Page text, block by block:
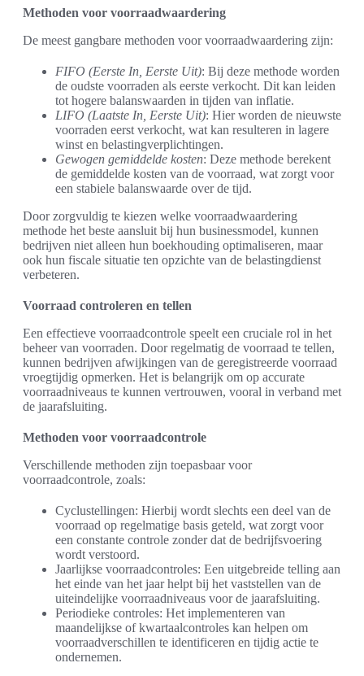
Methoden voor voorraadwaardering
De meest gangbare methoden voor voorraadwaardering zijn:
FIFO (Eerste In, Eerste Uit): Bij deze methode worden
de oudste voorraden als eerste verkocht. Dit kan leiden
tot hogere balanswaarden in tijden van inflatie.
LIFO (Laatste In, Eerste Uit): Hier worden de nieuwste
voorraden eerst verkocht, wat kan resulteren in lagere
winst en belastingverplichtingen.
Gewogen gemiddelde kosten: Deze methode berekent
de gemiddelde kosten van de voorraad, wat zorgt voor
een stabiele balanswaarde over de tijd.
Door zorgvuldig te kiezen welke voorraadwaardering
methode het beste aansluit bij hun businessmodel, kunnen
bedrijven niet alleen hun boekhouding optimaliseren, maar
ook hun fiscale situatie ten opzichte van de belastingdienst
verbeteren.
Voorraad controleren en tellen
Een effectieve voorraadcontrole speelt een cruciale rol in het
beheer van voorraden. Door regelmatig de voorraad te tellen,
kunnen bedrijven afwijkingen van de geregistreerde voorraad
vroegtijdig opmerken. Het is belangrijk om op accurate
voorraadniveaus te kunnen vertrouwen, vooral in verband met
de jaarafsluiting.
Methoden voor voorraadcontrole
Verschillende methoden zijn toepasbaar voor
voorraadcontrole, zoals:
Cyclustellingen: Hierbij wordt slechts een deel van de
voorraad op regelmatige basis geteld, wat zorgt voor
een constante controle zonder dat de bedrijfsvoering
wordt verstoord.
Jaarlijkse voorraadcontroles: Een uitgebreide telling aan
het einde van het jaar helpt bij het vaststellen van de
uiteindelijke voorraadniveaus voor de jaarafsluiting.
Periodieke controles: Het implementeren van
maandelijkse of kwartaalcontroles kan helpen om
voorraadverschillen te identificeren en tijdig actie te
ondernemen.